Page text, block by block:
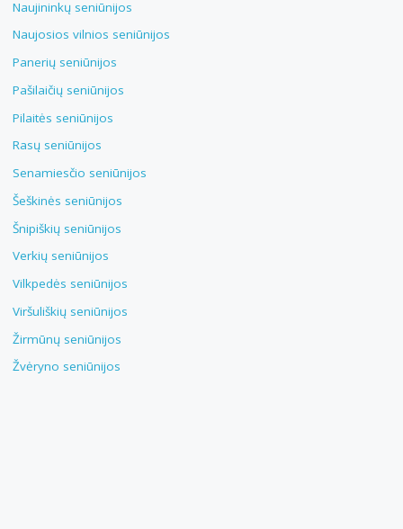
Naujininkų seniūnijos
Naujosios vilnios seniūnijos
Panerių seniūnijos
Pašilaičių seniūnijos
Pilaitės seniūnijos
Rasų seniūnijos
Senamiesčio seniūnijos
Šeškinės seniūnijos
Šnipiškių seniūnijos
Verkių seniūnijos
Vilkpedės seniūnijos
Viršuliškių seniūnijos
Žirmūnų seniūnijos
Žvėryno seniūnijos